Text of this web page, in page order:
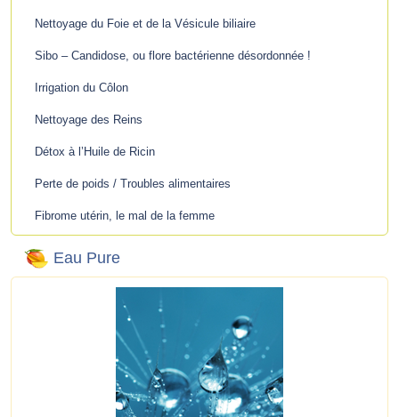
Nettoyage du Foie et de la Vésicule biliaire
Sibo – Candidose, ou flore bactérienne désordonnée !
Irrigation du Côlon
Nettoyage des Reins
Détox à l’Huile de Ricin
Perte de poids / Troubles alimentaires
Fibrome utérin, le mal de la femme
Eau Pure